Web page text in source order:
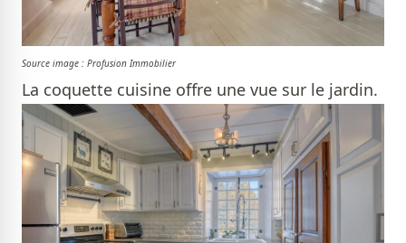
Source image : Profusion Immobilier
La coquette cuisine offre une vue sur le jardin.